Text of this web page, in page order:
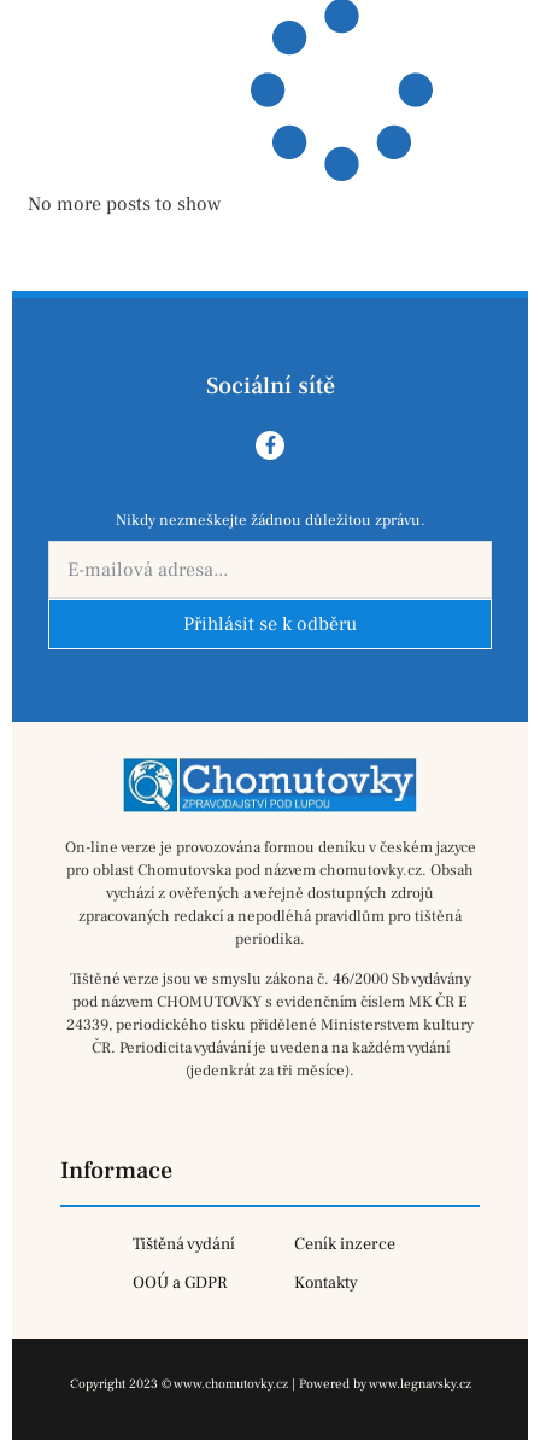
No more posts to show
Sociální sítě
Nikdy nezmeškejte žádnou důležitou zprávu.
Přihlásit se k odběru
On-line verze je provozována formou deníku v českém jazyce
pro oblast Chomutovska pod názvem chomutovky.cz. Obsah
vychází z ověřených a veřejně dostupných zdrojů
zpracovaných redakcí a nepodléhá pravidlům pro tištěná
periodika.
Tištěné verze jsou ve smyslu zákona č. 46/2000 Sb vydávány
pod názvem CHOMUTOVKY s evidenčním číslem MK ČR E
24339, periodického tisku přidělené Ministerstvem kultury
ČR. Periodicita vydávání je uvedena na každém vydání
(jedenkrát za tři měsíce).
Informace
Tištěná vydání
Ceník inzerce
OOÚ a GDPR
Kontakty
Copyright 2023 © www.chomutovky.cz | Powered by www.legnavsky.cz